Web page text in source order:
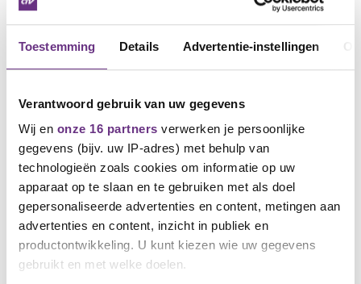
Toestemming Details Advertentie-instellingen
Verantwoord gebruik van uw gegevens
Wij en onze 16 partners verwerken je persoonlijke
gegevens (bijv. uw IP-adres) met behulp van
technologieën zoals cookies om informatie op uw
apparaat op te slaan en te gebruiken met als doel
gepersonaliseerde advertenties en content, metingen aan
advertenties en content, inzicht in publiek en
productontwikkeling. U kunt kiezen wie uw gegevens
gebruikt en met welke doelen.
Stemming digitaal door
zomervakanties
gaan houden maar door een combinatie van
beginnende zomervakanties en de diverse regio's
waarin jullie woonachtig zijn gaat dat niet meer
lukken voor aanstaande vrijdag. Om toch de
voortgang erin te houden gaan we daarom toch
voor eendigitale stemming, deze loopt tot dinsdag 9
juli 12:00 uur a.s. CNV-leden krijgenseparaatde
stemmogelijkheid toegestuurd.
Mochten er vragen/opmerkingen zijn dan ben ik
telefonisch of per mail bereikbaar om toelichting te